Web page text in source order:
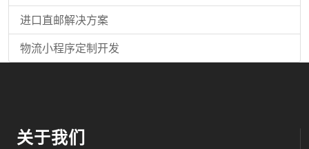
进口直邮解决方案
物流小程序定制开发
关于我们